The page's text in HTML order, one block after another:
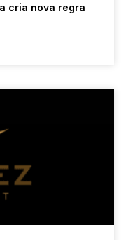
cria nova regra